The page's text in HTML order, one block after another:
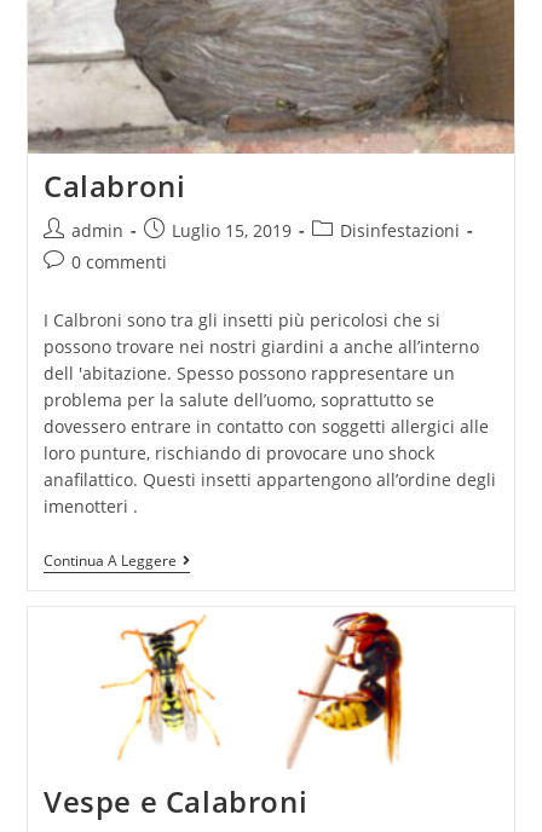
Calabroni
admin Luglio 15, 2019
Disinfestazioni
0 commenti
I Calbroni sono tra gli insetti più pericolosi che si
possono trovare nei nostri giardini a anche all’interno
dell 'abitazione. Spesso possono rappresentare un
problema per la salute dell’uomo, soprattutto se
dovessero entrare in contatto con soggetti allergici alle
loro punture, rischiando di provocare uno shock
anafilattico. Questi insetti appartengono all’ordine degli
imenotteri .
Continua A Leggere
Vespe e Calabroni